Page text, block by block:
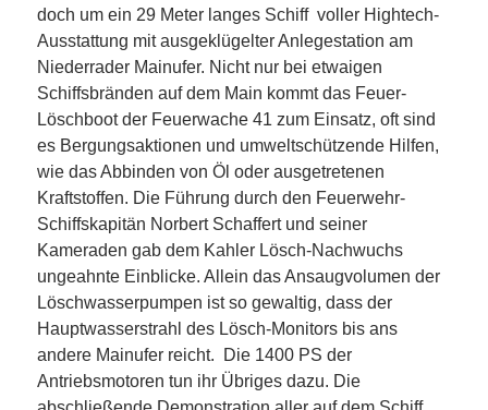
doch um ein 29 Meter langes Schiff voller Hightech-
Ausstattung mit ausgeklügelter Anlegestation am
Niederrader Mainufer. Nicht nur bei etwaigen
Schiffsbränden auf dem Main kommt das Feuer-
Löschboot der Feuerwache 41 zum Einsatz, oft sind
es Bergungsaktionen und umweltschützende Hilfen,
wie das Abbinden von Öl oder ausgetretenen
Kraftstoffen. Die Führung durch den Feuerwehr-
Schiffskapitän Norbert Schaffert und seiner
Kameraden gab dem Kahler Lösch-Nachwuchs
ungeahnte Einblicke. Allein das Ansaugvolumen der
Löschwasserpumpen ist so gewaltig, dass der
Hauptwasserstrahl des Lösch-Monitors bis ans
andere Mainufer reicht. Die 1400 PS der
Antriebsmotoren tun ihr Übriges dazu. Die